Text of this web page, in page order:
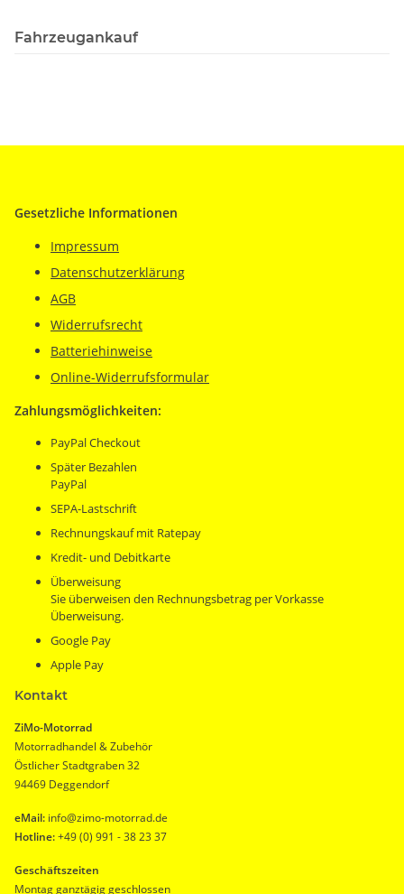
Fahrzeugankauf
Gesetzliche Informationen
Impressum
Datenschutzerklärung
AGB
Widerrufsrecht
Batteriehinweise
Online-Widerrufsformular
Zahlungsmöglichkeiten:
PayPal Checkout
Später Bezahlen
PayPal
SEPA-Lastschrift
Rechnungskauf mit Ratepay
Kredit- und Debitkarte
Überweisung
Sie überweisen den Rechnungsbetrag per Vorkasse
Überweisung.
Google Pay
Apple Pay
Kontakt
ZiMo-Motorrad
Motorradhandel & Zubehör
Östlicher Stadtgraben 32
94469 Deggendorf
eMail: info@zimo-motorrad.de
Hotline:+49 (0) 991 - 38 23 37
Geschäftszeiten
Montag ganztägig geschlossen